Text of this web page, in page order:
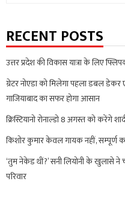
RECENT POSTS
उत्तर प्रदेश की विकास यात्रा के लिए
ग्रेटर नोएडा को मिलेगा पहला डबल
गाजियाबाद का सफर होगा आसान
क्रिस्टियानो रोनाल्डो 8 अगस्त को करेंगे
किशोर कुमार केवल गायक नहीं, सम्पूर्ण
‘तुम नेकेड थीं?’ सनी लियोनी के खुलासे ने
परिवार